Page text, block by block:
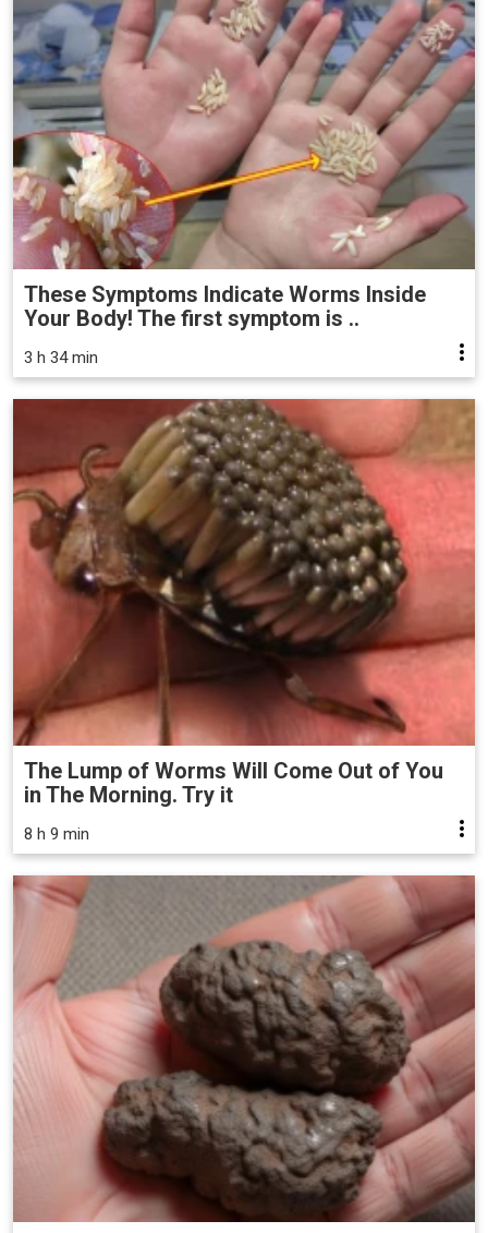
These Symptoms Indicate Worms Inside
Your Body! The first symptom is ..
3 h 34 min
The Lump of Worms Will Come Out of You
in The Morning. Try it
8 h 9 min